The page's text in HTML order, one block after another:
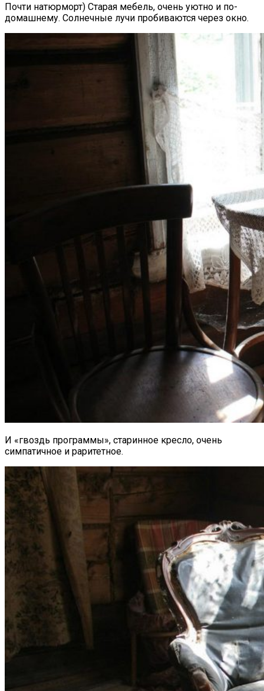
Почти натюрморт) Старая мебель, очень уютно и по-
домашнему. Солнечные лучи пробиваются через окно.
И «гвоздь программы», старинное кресло, очень
симпатичное и раритетное.